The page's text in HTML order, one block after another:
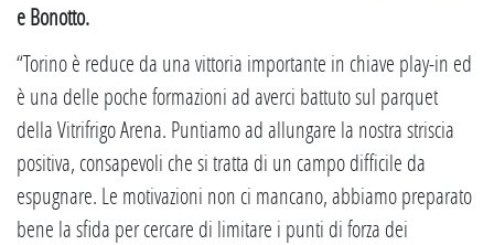
e Bonotto.
“Torino è reduce da una vittoria importante in chiave play-in ed
è una delle poche formazioni ad averci battuto sul parquet
della Vitrifrigo Arena. Puntiamo ad allungare la nostra striscia
positiva, consapevoli che si tratta di un campo difficile da
espugnare. Le motivazioni non ci mancano, abbiamo preparato
bene la sfida per cercare di limitare i punti di forza dei